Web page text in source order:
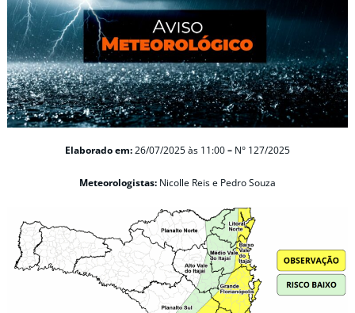
Elaborado em:26/07/2025às 11:00– N° 127/2025
Meteorologistas: Nicolle Reis e Pedro Souza